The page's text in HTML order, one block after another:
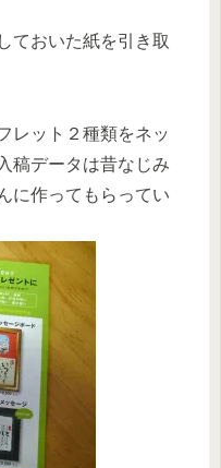
ておいた紙を引き取
レット２種類をネッ
稿データは昔なじみ
に作ってもらってい